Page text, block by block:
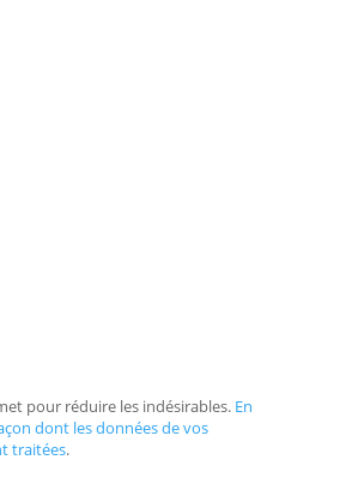
pour réduire les indésirables. En
dont les données de vos
traitées.